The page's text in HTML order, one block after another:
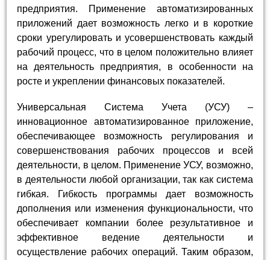
предприятия. Применение автоматизированных
приложений дает возможность легко и в короткие
сроки урегулировать и усовершенствовать каждый
рабочий процесс, что в целом положительно влияет
на деятельность предприятия, в особенности на
росте и укреплении финансовых показателей.
Универсальная Система Учета (УСУ) –
инновационное автоматизированное приложение,
обеспечивающее возможность регулирования и
совершенствования рабочих процессов и всей
деятельности, в целом. Применение УСУ, возможно,
в деятельности любой организации, так как система
гибкая. Гибкость программы дает возможность
дополнения или изменения функциональности, что
обеспечивает компании более результативное и
эффективное ведение деятельности и
осуществление рабочих операций. Таким образом,